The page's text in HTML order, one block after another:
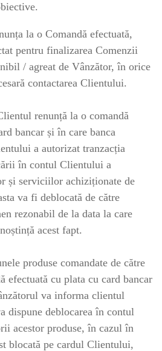
la o Comandă efectuată,
pentru finalizarea Comenzii
/ agreat de Vânzător, în orice
contactarea Clientului.
renunță la o comandă
bancar și în care banca
a autorizat tranzacția
în contul Clientului a
și serviciilor achiziționate de
va fi deblocată de către
rezonabil de la data la care
acest fapt.
produse comandate de către
efectuată cu plata cu card bancar
va informa clientul
dispune deblocarea în contul
acestor produse, în cazul în
blocată pe cardul Clientului,